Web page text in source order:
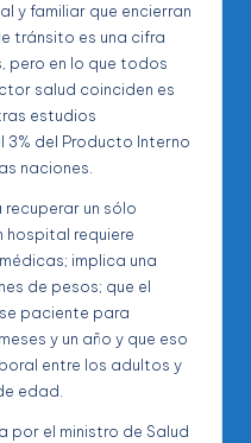
y familiar que encierran
tránsito es una cifra
pero en lo que todos
salud coinciden es
estudios
3% del Producto Interno
naciones.
un sólo
requiere
implica una
de pesos; que el
paciente para
y un año y que eso
entre los adultos y
edad.
por el ministro de Salud